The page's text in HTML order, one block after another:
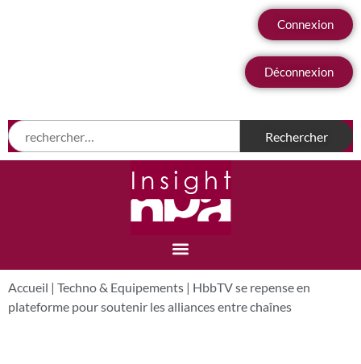
Connexion
Déconnexion
Accueil | Techno & Equipements | HbbTV se repense en
plateforme pour soutenir les alliances entre chaînes